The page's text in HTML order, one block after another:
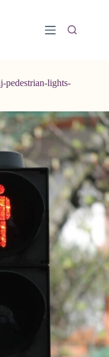
pedestrian-lights-